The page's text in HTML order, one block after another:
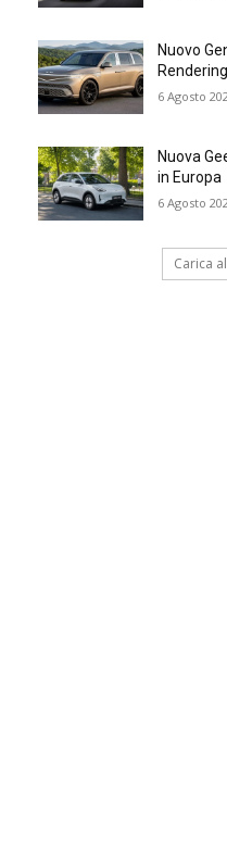
Nuovo
6 Agosto
Nuova
in Europa
6 Agosto
Carica